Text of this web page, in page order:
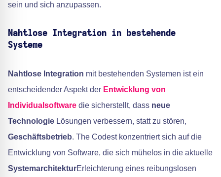
sein und sich anzupassen.
Nahtlose Integration in bestehende
Systeme
Nahtlose Integration mit bestehenden Systemen ist ein
entscheidender Aspekt der Entwicklung von
Individualsoftware die sicherstellt, dass neue
Technologie Lösungen verbessern, statt zu stören,
Geschäftsbetrieb. The Codest konzentriert sich auf die
Entwicklung von Software, die sich mühelos in die aktuelle
SystemarchitekturErleichterung eines reibungslosen